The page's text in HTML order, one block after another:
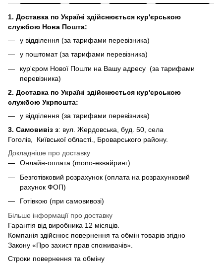
1. Доставка по Україні здійснюється кур'єрською
службою Нова Пошта:
у відділення (за тарифами перевізника)
у поштомат (за тарифами перевізника)
кур'єром Нової Пошти на Вашу адресу (за тарифами
перевізника)
2. Доставка по Україні здійснюється кур'єрською
службою Укрпошта:
у відділення (за тарифами перевізника)
3. Самовивіз з: вул. Жердовська, буд. 50, села
Гоголів, Київської області., Броварського району.
Докладніше про доставку
Онлайн-оплата (mono-еквайринг)
Безготівковий розрахунок (оплата на розрахунковий
рахунок ФОП)
Готівкою (при самовивозі)
Більше інформації про доставку
Гарантія від виробника 12 місяців.
Компанія здійснює повернення та обмін товарів згідно
Закону «Про захист прав споживачів».
Строки повернення та обміну